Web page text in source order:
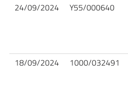
24/09/2024 Y55/000640
18/09/2024 1000/032491